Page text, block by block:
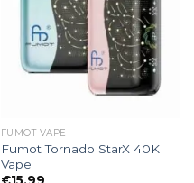
FUMOT VAPE
Fumot Tornado StarX 40K
Vape